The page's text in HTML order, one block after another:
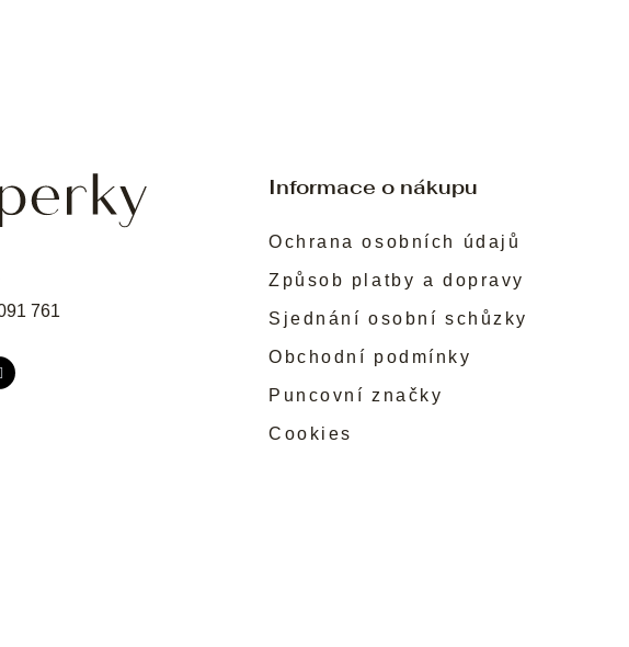
Informace o nákupu
Ochrana osobních údajů
Způsob platby a dopravy
Sjednání osobní schůzky
Obchodní podmínky
Puncovní značky
Cookies
761